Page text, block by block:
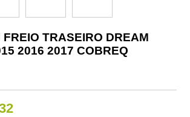
FREIO TRASEIRO DREAM
2016 2017 COBREQ